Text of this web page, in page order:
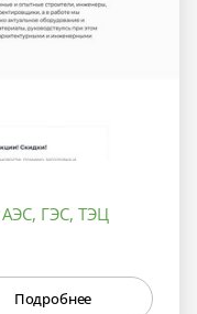
ГЭС, ТЭЦ
Подробнее